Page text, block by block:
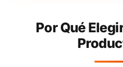
Por Qué